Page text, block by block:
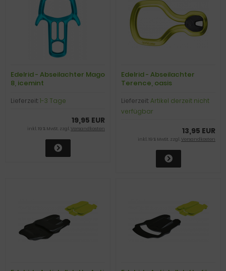
Edelrid - Abseilachter Mago
8, icemint
Lieferzeit:1-3 Tage
19,95 EUR
inkl. 19 % MwSt. zzgl.Versandkosten
Edelrid - Abseilachter
Terence, oasis
Lieferzeit:Artikel derzeit nicht
verfügbar
13,95 EUR
inkl. 19 % MwSt. zzgl.Versandkosten